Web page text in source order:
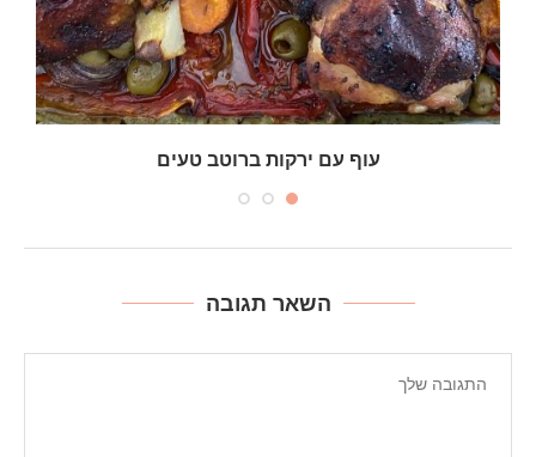
עוף עם ירקות ברוטב טעים
השאר תגובה